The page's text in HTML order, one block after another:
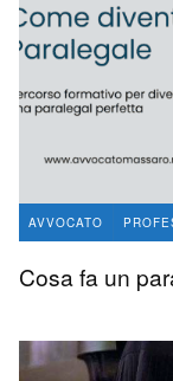
AVVOCATO
Cosa fa un